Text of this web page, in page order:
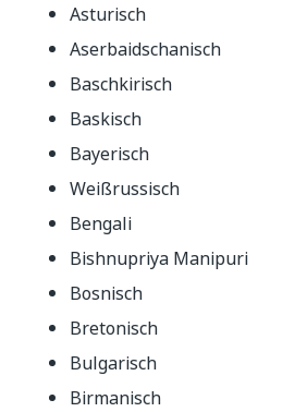
Asturisch
Aserbaidschanisch
Baschkirisch
Baskisch
Bayerisch
Weißrussisch
Bengali
Bishnupriya Manipuri
Bosnisch
Bretonisch
Bulgarisch
Birmanisch